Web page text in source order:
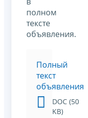
полном
тексте
объявления.
Полный
текст
объявления
DOC (50
KB)